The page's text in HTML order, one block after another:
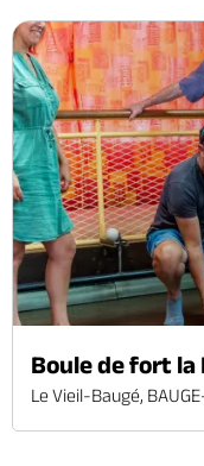
Boule de fort la
Le Vieil-Baugé,